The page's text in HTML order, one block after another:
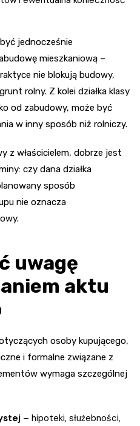
jednocześnie
mieszkaniową –
nie blokują budowy,
rolny. Z kolei działka klasy
od zabudowy, może być
w inny sposób niż rolniczy.
z właścicielem, dobrze jest
czy dana działka
sposób
nie oznacza
uwagę
aktu
osoby kupującego,
i formalne związane z
wymaga szczególnej
– hipoteki, służebności,